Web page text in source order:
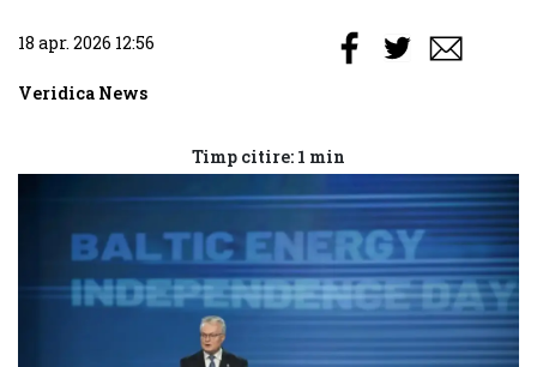
18 apr. 2026 12:56
Veridica News
Timp citire: 1 min